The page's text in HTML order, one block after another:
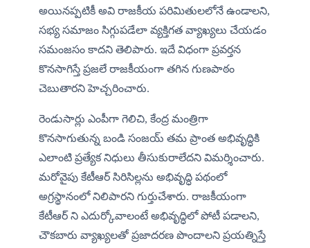
అయినప్పటికీ అవి రాజకీయ పరిమితులలోనే ఉండాలని,
సభ్య సమాజం సిగ్గుపడేలా వ్యక్తిగత వ్యాఖ్యలు చేయడం
సమంజసం కాదని తెలిపారు. ఇదే విధంగా ప్రవర్తన
కొనసాగిస్తే ప్రజలే రాజకీయంగా తగిన గుణపాఠం
చెబుతారని హెచ్చరించారు.
రెండుసార్లు ఎంపీగా గెలిచి, కేంద్ర మంత్రిగా
కొనసాగుతున్న బండి సంజయ్ తమ ప్రాంత అభివృద్ధికి
ఎలాంటి ప్రత్యేక నిధులు తీసుకురాలేదని విమర్శించారు.
మరోవైపు కేటీఆర్ సిరిసిల్లను అభివృద్ధి పథంలో
అగ్రస్థానంలో నిలిపారని గుర్తుచేశారు. రాజకీయంగా
కేటీఆర్ ని ఎదుర్కోవాలంటే అభివృద్ధిలో పోటీ పడాలని,
చౌకబారు వ్యాఖ్యలతో ప్రజాదరణ పొందాలని ప్రయత్నిస్తే